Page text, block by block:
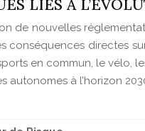
LIÉS À
de nouvelles
conséquences directes
en commun, le vélo,
autonomes à l’horizon